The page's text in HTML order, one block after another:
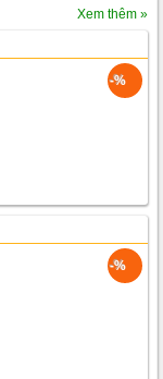
Xem thêm »
-%
-%